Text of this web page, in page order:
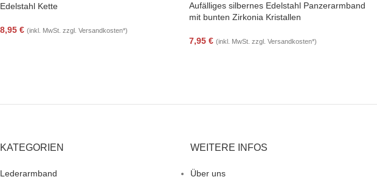
Edelstahl Kette
8,95 € (inkl. MwSt. zzgl. Versandkosten*)
Aufälliges silbernes Edelstahl Panzerarmband
mit bunten Zirkonia Kristallen
7,95 € (inkl. MwSt. zzgl. Versandkosten*)
KATEGORIEN
Lederarmband
WEITERE INFOS
Über uns